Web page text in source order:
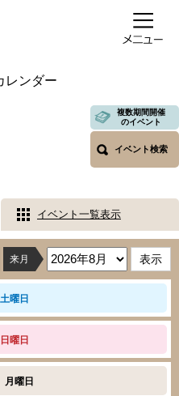
レンダー
複数期間開催
のイベント
イベント検索
イベント一覧表示
来月
土曜日
日曜日
月曜日